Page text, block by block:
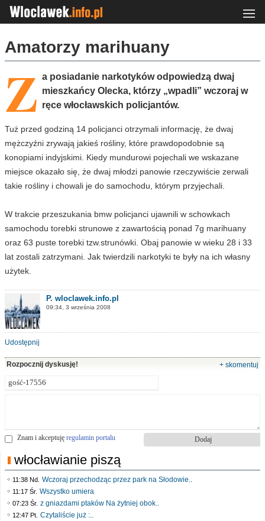
Amatorzy marihuany
Z a posiadanie narkotyków odpowiedzą dwaj
mieszkańcy Olecka, którzy „wpadli” wczoraj w
ręce włocławskich policjantów.
Tuż przed godziną 14 policjanci otrzymali informację, że dwaj
mężczyźni zrywają jakieś rośliny, które prawdopodobnie są
konopiami indyjskimi. Kiedy mundurowi pojechali we wskazane
miejsce okazało się, że dwaj młodzi panowie rzeczywiście zerwali
takie rośliny i chowali je do samochodu, którym przyjechali.
W trakcie przeszukania bmw policjanci ujawnili w schowkach
samochodu torebki strunowe z zawartością ponad 7g marihuany
oraz 63 puste torebki tzw.strunówki. Obaj panowie w wieku 28 i 33
lat zostali zatrzymani. Jak twierdzili narkotyki te były na ich własny
użytek.
P. wloclawek.info.pl
09:34, 3 września 2008
Udostępnij
Rozpocznij dyskusję! + skomentuj
Znam i akceptuję regulamin portalu
włocławianie piszą
11:38 Nd. Wczoraj przechodząc przez park na Słodowie..
11:17 Śr. Wszystko umiera
07:23 Śr. z gniazdami ptaków Na żytniej obok..
12:47 Pt. Czytaliście już :..